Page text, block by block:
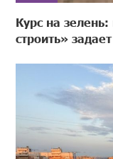
Курс на
строить»